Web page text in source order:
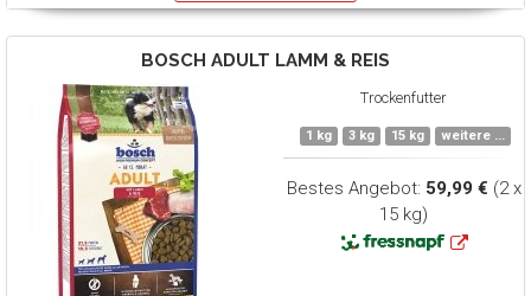
BOSCH ADULT LAMM & REIS
Trockenfutter
1 kg 3 kg 15 kg weitere ...
Bestes Angebot: 59,99 € (2 x
15 kg)